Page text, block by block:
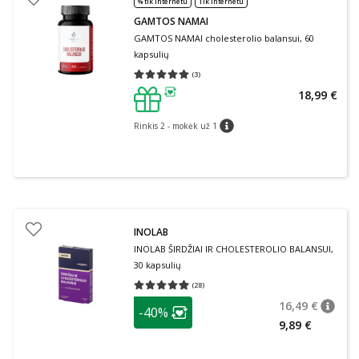
GAMTOS NAMAI
GAMTOS NAMAI cholesterolio balansui, 60
kapsulių
(3)
Vidutinis įvertinimas 5.00
patarimas
Rinkis 2 - mokėk už 1 patarimas
18,99 €
INOLAB
INOLAB ŠIRDŽIAI IR CHOLESTEROLIO BALANSUI,
30 kapsulių
(28)
Vidutinis įvertinimas 4.96
patarimas
Lojalumo klubo narių nuolaida
-40% 16,49 €
9,89 €